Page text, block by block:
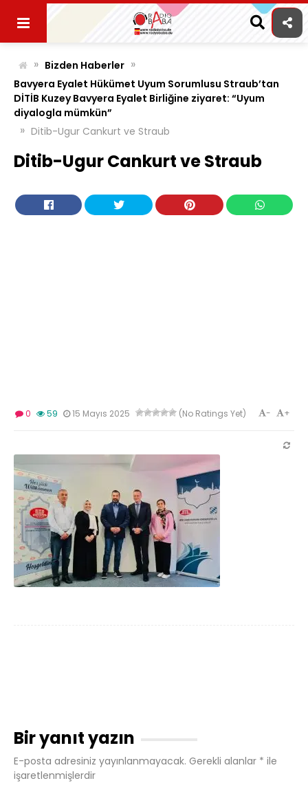
content
» Bizden Haberler »
Bavyera Eyalet Hükümet Uyum Sorumlusu Straub’tan
DİTİB Kuzey Bavyera Eyalet Birliğine ziyaret: “Uyum
diyalogla mümkün”
» Ditib-Ugur Cankurt ve Straub
Ditib-Ugur Cankurt ve Straub
0 59 15 Mayıs 2025 (No Ratings Yet) +
-
Bir yanıt yazın
E-posta adresiniz yayınlanmayacak. Gerekli alanlar * ile
işaretlenmişlerdir